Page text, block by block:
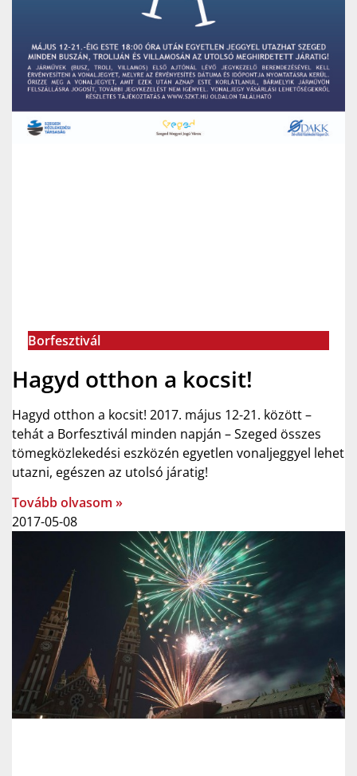
Borfesztivál
Hagyd otthon a kocsit!
Hagyd otthon a kocsit! 2017. május 12-21. között –
tehát a Borfesztivál minden napján – Szeged összes
tömegközlekedési eszközén egyetlen vonaljeggyel lehet
utazni, egészen az utolsó járatig!
Tovább olvasom »
2017-05-08